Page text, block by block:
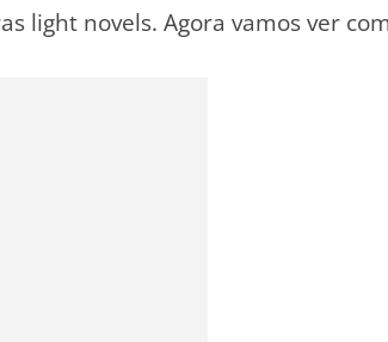
light novels. Agora vamos ver